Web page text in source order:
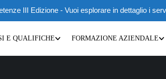
III Edizione - Vuoi esplorare in dettaglio i
E QUALIFICHE FORMAZIONE AZIENDALE